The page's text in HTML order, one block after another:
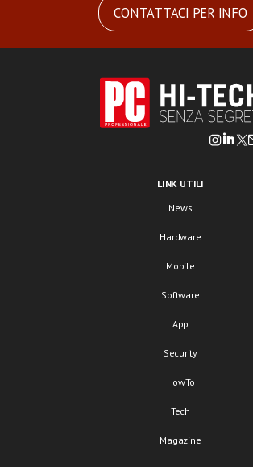
CONTATTACI PER INFO
LINK UTILI
News
Hardware
Mobile
Software
App
Security
HowTo
Tech
Magazine